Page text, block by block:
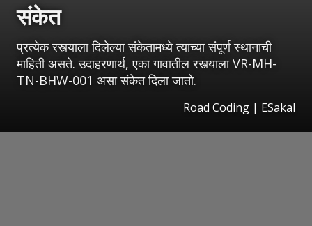
संकेत
प्रत्येक रस्त्याला दिलेल्या संकेतामध्ये त्याच्या संपूर्ण स्थानाची
माहिती असते. उदाहरणार्थ, एका गावातील रस्त्याला VR-MH-
TN-BHW-001 असा संकेत दिला जातो.
Road Coding | ESakal